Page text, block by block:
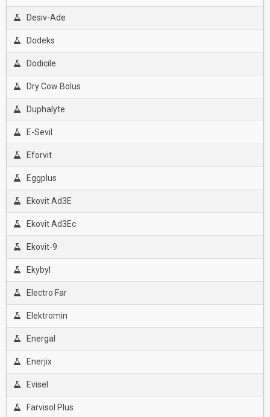
Desiv-Ade
Dodeks
Dodicile
Dry Cow Bolus
Duphalyte
E-Sevil
Eforvit
Eggplus
Ekovit Ad3E
Ekovit Ad3Ec
Ekovit-9
Ekybyl
Electro Far
Elektromin
Energal
Enerjix
Evisel
Farvisol Plus